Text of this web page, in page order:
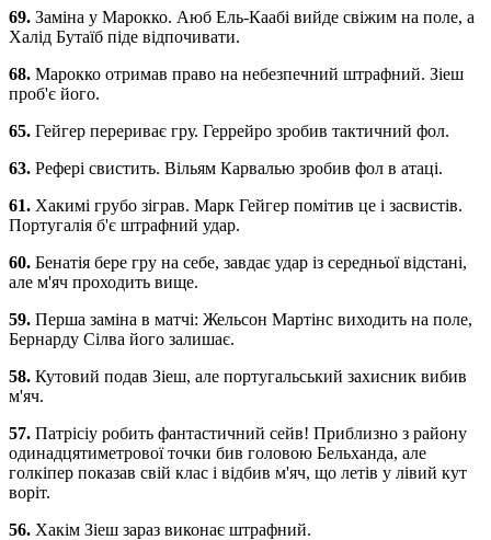
69. Заміна у Марокко. Аюб Ель-Каабі вийде свіжим на поле, а
Халід Бутаїб піде відпочивати.
68. Марокко отримав право на небезпечний штрафний. Зіеш
проб'є його.
65. Гейгер перериває гру. Геррейро зробив тактичний фол.
63. Рефері свистить. Вільям Карвалью зробив фол в атаці.
61. Хакимі грубо зіграв. Марк Гейгер помітив це і засвистів.
Португалія б'є штрафний удар.
60. Бенатія бере гру на себе, завдає удар із середньої відстані,
але м'яч проходить вище.
59. Перша заміна в матчі: Жельсон Мартінс виходить на поле,
Бернарду Сілва його залишає.
58. Кутовий подав Зіеш, але португальський захисник вибив
м'яч.
57. Патрісіу робить фантастичний сейв! Приблизно з району
одинадцятиметрової точки бив головою Бельханда, але
голкіпер показав свій клас і відбив м'яч, що летів у лівий кут
воріт.
56. Хакім Зіеш зараз виконає штрафний.